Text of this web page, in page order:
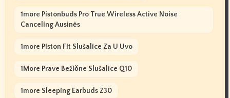
1more Pistonbuds Pro True Wireless Active Noise
Canceling Ausinės
1more Piston Fit Slušalice Za U Uvo
1More Prave Bežične Slušalice Q10
1more Sleeping Earbuds Z30